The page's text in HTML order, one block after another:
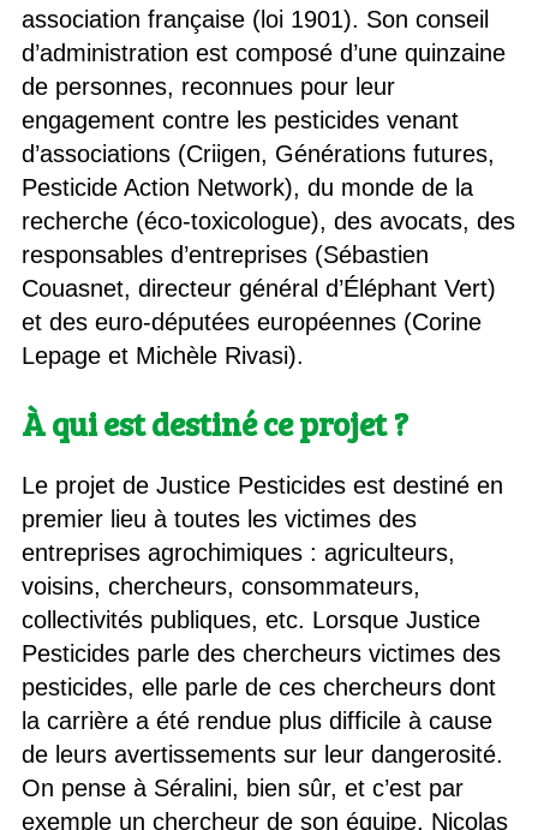
association française (loi 1901). Son conseil
d’administration est composé d’une quinzaine
de personnes, reconnues pour leur
engagement contre les pesticides venant
d’associations (Criigen, Générations futures,
Pesticide Action Network), du monde de la
recherche (éco-toxicologue), des avocats, des
responsables d’entreprises (Sébastien
Couasnet, directeur général d’Éléphant Vert)
et des euro-députées européennes (Corine
Lepage et Michèle Rivasi).
À qui est destiné ce projet ?
Le projet de Justice Pesticides est destiné en
premier lieu à toutes les victimes des
entreprises agrochimiques : agriculteurs,
voisins, chercheurs, consommateurs,
collectivités publiques, etc. Lorsque Justice
Pesticides parle des chercheurs victimes des
pesticides, elle parle de ces chercheurs dont
la carrière a été rendue plus difficile à cause
de leurs avertissements sur leur dangerosité.
On pense à Séralini, bien sûr, et c’est par
exemple un chercheur de son équipe, Nicolas